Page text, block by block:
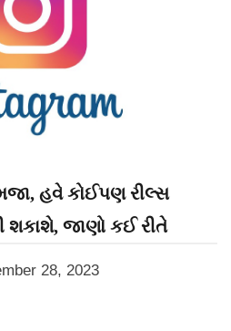
હવે કોઈપણ રીલ્સ
શકાશે, જાણો કઈ રીતે
28, 2023